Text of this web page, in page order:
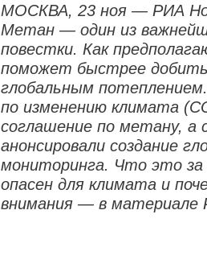
МОСКВА, 23 ноя — РИА
Метан — один из
повестки. Как
поможет быстрее
глобальным
по изменению климата
соглашение по метану, а
анонсировали создание
мониторинга. Что это за
опасен для климата и
внимания — в материале